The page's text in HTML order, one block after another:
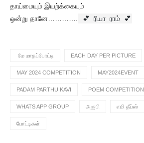
தாய்மையும் இயற்க்கையும்
ஒன்று தானே………….
💕 ரியா ராம் 💕
மே மாதப்போட்டி EACH DAY PER PICTURE
MAY 2024 COMPETITION MAY2024EVENT
PADAM PARTHU KAVI POEM COMPETITION
WHATS APP GROUP அரூபி எமி தீப்ஸ்
போட்டிகள்